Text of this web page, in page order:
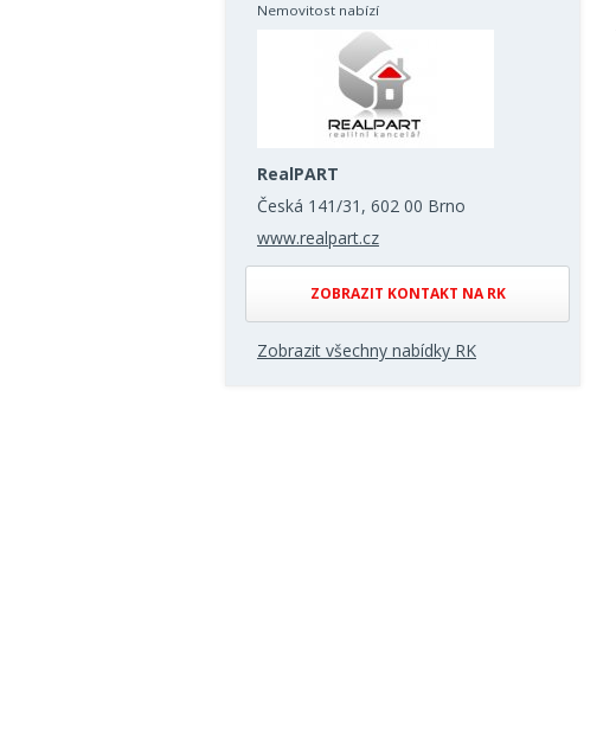
Nemovitost nabízí
RealPART
Česká 141/31, 602 00 Brno
www.realpart.cz
ZOBRAZIT KONTAKT NA RK
Zobrazit všechny nabídky RK